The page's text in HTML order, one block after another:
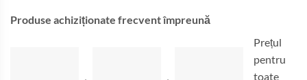
Produse achiziționate frecvent împreună
Prețul
pentru
toate